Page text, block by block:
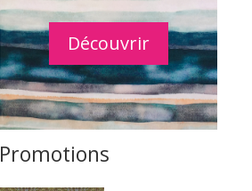
Découvrir
Promotions